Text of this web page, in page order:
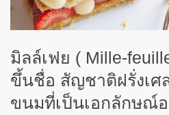
มิลล์เฟย ( Mille-
ขึ้นชื่อ สัญชาติฝรั่งเ
ขนมที่เป็นเอกลักษณ์อ